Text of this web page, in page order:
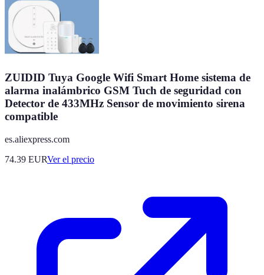
ZUIDID Tuya Google Wifi Smart Home sistema de
alarma inalámbrico GSM Tuch de seguridad con
Detector de 433MHz Sensor de movimiento sirena
compatible
es.aliexpress.com
74.39 EURVer el precio